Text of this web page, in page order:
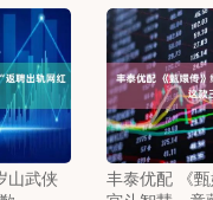
山武侠
丰泰优配 《